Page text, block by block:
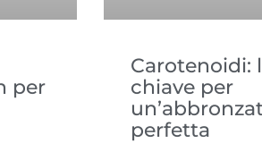
per
Carotenoidi:
chiave per
perfetta